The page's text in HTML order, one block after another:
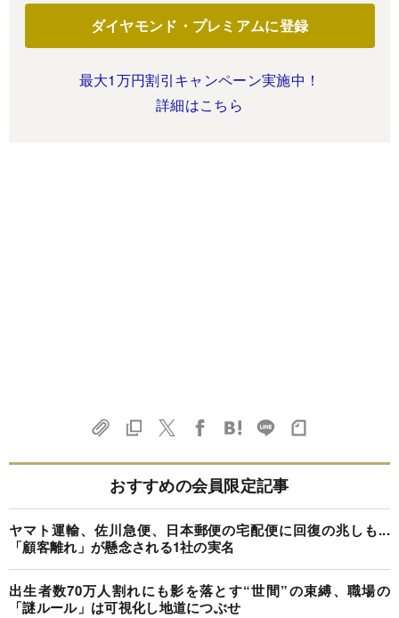
ダイヤモンド・プレミアムに登録
最大1万円割引キャンペーン実施中！
詳細はこちら
おすすめの会員限定記事
ヤマト運輸、佐川急便、日本郵便の宅配便に回復の兆しも...
「顧客離れ」が懸念される1社の実名
出生者数70万人割れにも影を落とす“世間”の束縛、職場の
「謎ルール」は可視化し地道につぶせ